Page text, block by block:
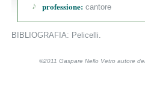
professione: cantore
BIBLIOGRAFIA: Pelicelli.
©2011 Gaspare Nello Vetro autore